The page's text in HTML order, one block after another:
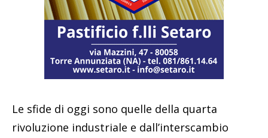
Le sfide di oggi sono quelle della quarta
rivoluzione industriale e dall’interscambio